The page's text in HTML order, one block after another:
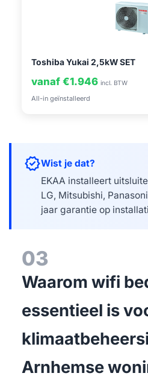
Toshiba Yukai 2,5kW SET
vanaf €1.946 incl. BTW
All-in geïnstalleerd
verifiedWist je dat?
EKAA installeert
LG, Mitsubishi,
jaar garantie op
03
Waarom wifi
essentieel is
Arnhemse